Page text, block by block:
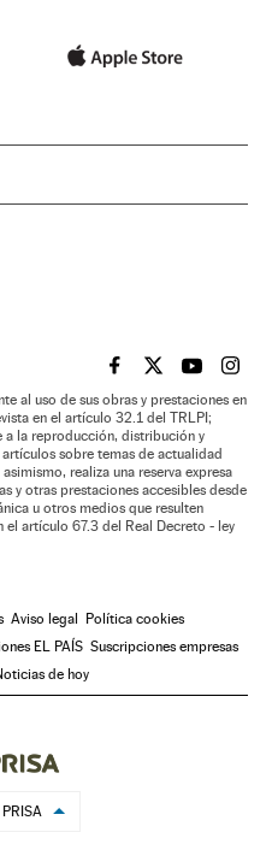
EL PAÍS BRASIL EN
EL PAÍSEL PAÍS
EL
al uso de sus obras y prestaciones en
en el artículo 32.1 del TRLPI;
a la reproducción, distribución y
sobre temas de actualidad
realiza una reserva expresa
y otras prestaciones accesibles desde
u otros medios que resulten
artículo 67.3 del Real Decreto - ley
Aviso legal
Política cookies
EL PAÍS Suscripciones empresas
de hoy